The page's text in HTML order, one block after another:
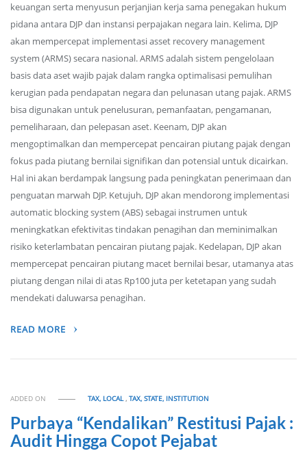
keuangan serta menyusun perjanjian kerja sama penegakan hukum
pidana antara DJP dan instansi perpajakan negara lain. Kelima, DJP
akan mempercepat implementasi asset recovery management
system (ARMS) secara nasional. ARMS adalah sistem pengelolaan
basis data aset wajib pajak dalam rangka optimalisasi pemulihan
kerugian pada pendapatan negara dan pelunasan utang pajak. ARMS
bisa digunakan untuk penelusuran, pemanfaatan, pengamanan,
pemeliharaan, dan pelepasan aset. Keenam, DJP akan
mengoptimalkan dan mempercepat pencairan piutang pajak dengan
fokus pada piutang bernilai signifikan dan potensial untuk dicairkan.
Hal ini akan berdampak langsung pada peningkatan penerimaan dan
penguatan marwah DJP. Ketujuh, DJP akan mendorong implementasi
automatic blocking system (ABS) sebagai instrumen untuk
meningkatkan efektivitas tindakan penagihan dan meminimalkan
risiko keterlambatan pencairan piutang pajak. Kedelapan, DJP akan
mempercepat pencairan piutang macet bernilai besar, utamanya atas
piutang dengan nilai di atas Rp100 juta per ketetapan yang sudah
mendekati daluwarsa penagihan.
READ MORE
ADDED ON TAX, LOCAL,TAX, STATE, INSTITUTION
Purbaya “Kendalikan” Restitusi Pajak :
Audit Hingga Copot Pejabat